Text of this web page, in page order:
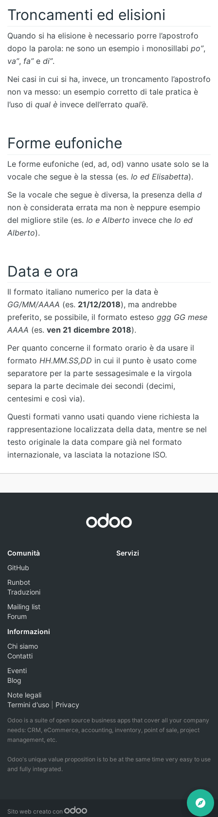
Troncamenti ed elisioni
Quando si ha elisione è necessario porre l’apostrofo
dopo la parola: ne sono un esempio i monosillabi po”,
va”, fa”e di”.
Nei casi in cui si ha, invece, un troncamento l’apostrofo
non va messo: un esempio corretto di tale pratica è
l’uso di qual è invece dell’errato qual’è.
Forme eufoniche
Le forme eufoniche (ed, ad, od) vanno usate solo se la
vocale che segue è la stessa (es. Io ed Elisabetta).
Se la vocale che segue è diversa, la presenza della d
non è considerata errata ma non è neppure esempio
del migliore stile (es. Io e Alberto invece che Io ed
Alberto).
Data e ora
Il formato italiano numerico per la data è
GG/MM/AAAA (es. 21/12/2018), ma andrebbe
preferito, se possibile, il formato esteso ggg GG mese
AAAA (es. ven 21 dicembre 2018).
Per quanto concerne il formato orario è da usare il
formato HH.MM.SS,DD in cui il punto è usato come
separatore per la parte sessagesimale e la virgola
separa la parte decimale dei secondi (decimi,
centesimi e così via).
Questi formati vanno usati quando viene richiesta la
rappresentazione localizzata della data, mentre se nel
testo originale la data compare già nel formato
internazionale, va lasciata la notazione ISO.
Comunità
GitHub
Runbot
Traduzioni
Mailing list
Forum
Servizi
Informazioni
Chi siamo
Contatti
Eventi
Blog
Note legali
Termini d'uso
Privacy
Odoo is a suite of open source business apps that cover all your company
needs: CRM, eCommerce, accounting, inventory, point of sale, project
management, etc.
Odoo's unique value proposition is to be at the same time very easy to use
and fully integrated.
Sito web creato con